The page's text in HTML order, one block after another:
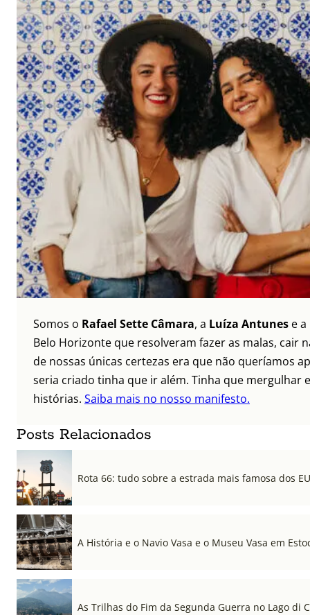
Somos o Rafael Sette Câmara, a Luíza Antunes e a
Belo Horizonte que resolveram fazer as malas, cair
de nossas únicas certezas era que não queríamos
seria criado tinha que ir além. Tinha que mergulhar
histórias. Saiba mais no nosso manifesto.
Posts Relacionados
Rota 66: tudo sobre a estrada mais famosa dos
A História e o Navio Vasa e o Museu Vasa em
As Trilhas do Fim da Segunda Guerra no Lago di